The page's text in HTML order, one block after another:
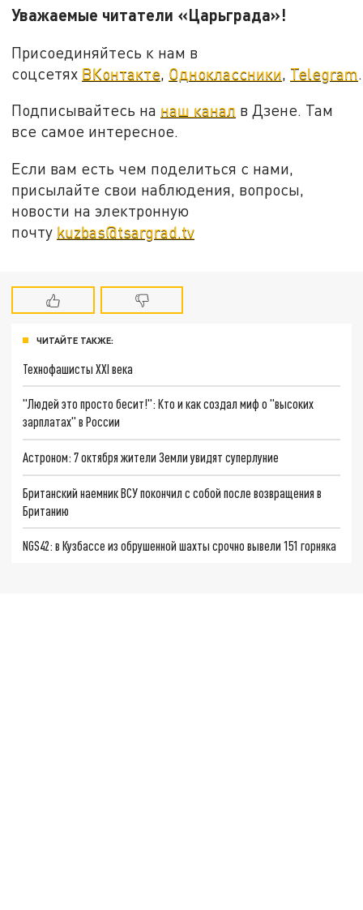
Уважаемые читатели «Царьграда»!
Присоединяйтесь к нам в
соцсетях ВКонтакте Одноклассники Telegram
Подписывайтесь на наш канал в Дзене. Там
все самое интересное.
Если вам есть чем поделиться с нами,
присылайте свои наблюдения, вопросы,
новости на электронную
почту kuzbas@tsargrad.tv
ЧИТАЙТЕ ТАКЖЕ:
Технофашисты XXI века
"Людей это просто бесит!": Кто и как создал миф о "высоких
зарплатах" в России
Астроном: 7 октября жители Земли увидят суперлуние
Британский наемник ВСУ покончил с собой после возвращения в
Британию
NGS42: в Кузбассе из обрушенной шахты срочно вывели 151 горняка